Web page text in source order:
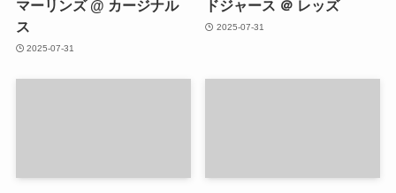
マーリンズ @ カージナル
ス
2025-07-31
ドジャース ＠ レッズ
2025-07-31